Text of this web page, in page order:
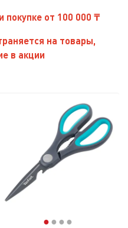
покупке от 100 000 ₸
на товары,
в акции
●● ● ●